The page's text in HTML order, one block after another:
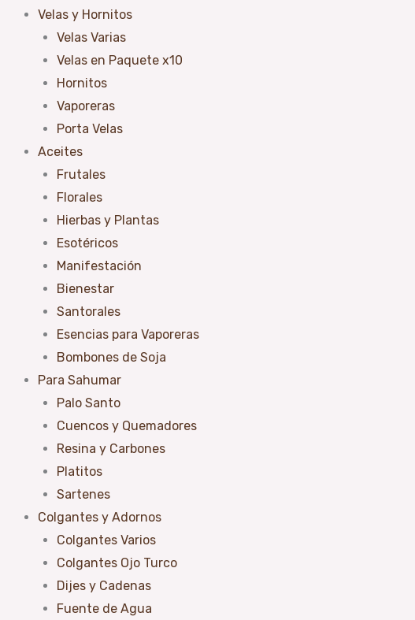
Velas y Hornitos
Velas Varias
Velas en Paquete x10
Hornitos
Vaporeras
Porta Velas
Aceites
Frutales
Florales
Hierbas y Plantas
Esotéricos
Manifestación
Bienestar
Santorales
Esencias para Vaporeras
Bombones de Soja
Para Sahumar
Palo Santo
Cuencos y Quemadores
Resina y Carbones
Platitos
Sartenes
Colgantes y Adornos
Colgantes Varios
Colgantes Ojo Turco
Dijes y Cadenas
Fuente de Agua